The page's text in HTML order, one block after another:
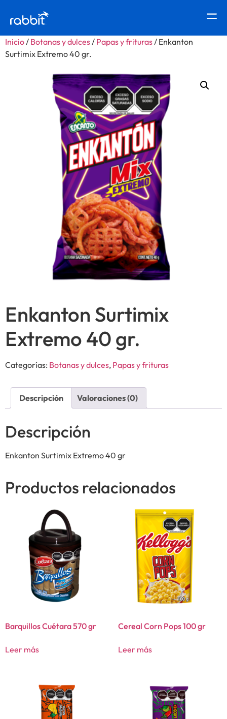
Inicio/ Botanas y dulces/ Papas y frituras/ Enkanton
Surtimix Extremo 40 gr.
Enkanton Surtimix
Extremo 40 gr.
Categorías: Botanas y dulces, Papas y frituras
Descripción Valoraciones (0)
Descripción
Enkanton Surtimix Extremo 40 gr
Productos relacionados
Barquillos Cuétara 570 gr
Leer más
Cereal Corn Pops 100 gr
Leer más